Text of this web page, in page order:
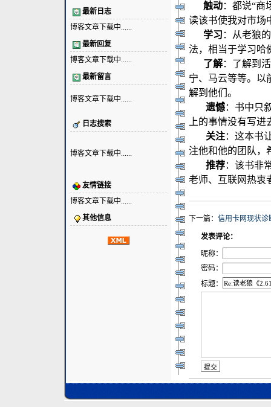
最新日志
博客文章下载中......
最新回复
博客文章下载中......
最新留言
博客文章下载中......
日志搜索
博客文章下载中......
友情链接
博客文章下载中......
其他信息
触动：都说“商
读该书使我对市场
学习 ：从老狼
法，相当于学习哈
了解：了解到
宁、马云等等。以
解到他们。
遗憾：书中只
上的事情没有写进
关注：这本书
注他和他的团队，
推荐：该书非
老师、互联网热衷
下一篇： 信用卡网现状诊
发表评论：
昵称：
密码：
标题：